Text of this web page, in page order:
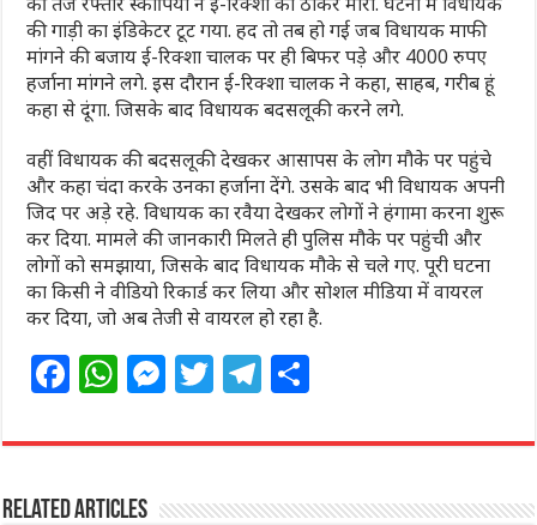
की गाड़ी का इंडिकेटर टूट गया. हद तो तब हो गई जब विधायक माफी
मांगने की बजाय ई-रिक्शा चालक पर ही बिफर पड़े और 4000 रुपए
हर्जाना मांगने लगे. इस दौरान ई-रिक्शा चालक ने कहा, साहब, गरीब हूं
कहा से दूंगा. जिसके बाद विधायक बदसलूकी करने लगे.
वहीं विधायक की बदसलूकी देखकर आसापस के लोग मौके पर पहुंचे
और कहा चंदा करके उनका हर्जाना देंगे. उसके बाद भी विधायक अपनी
जिद पर अड़े रहे. विधायक का रवैया देखकर लोगों ने हंगामा करना शुरू
कर दिया. मामले की जानकारी मिलते ही पुलिस मौके पर पहुंची और
लोगों को समझाया, जिसके बाद विधायक मौके से चले गए. पूरी घटना
का किसी ने वीडियो रिकार्ड कर लिया और सोशल मीडिया में वायरल
कर दिया, जो अब तेजी से वायरल हो रहा है.
F
c
e
W
at
s
M
ss
T
itt
T
e ar
Related Articles